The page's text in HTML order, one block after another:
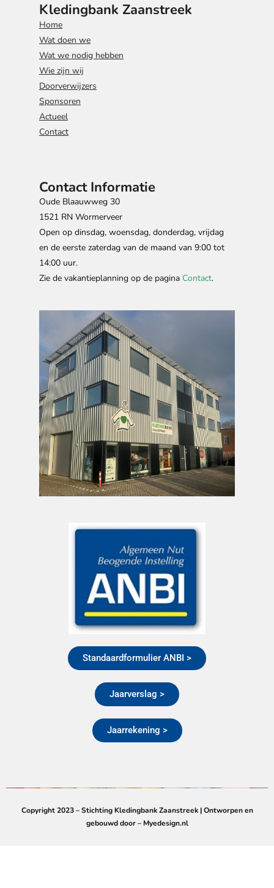
Kledingbank Zaanstreek
Home
Wat doen we
Wat we nodig hebben
Wie zijn wij
Doorverwijzers
Sponsoren
Actueel
Contact
Contact Informatie
Oude Blaauwweg 30
1521 RN Wormerveer
Open op dinsdag, woensdag, donderdag, vrijdag
en de eerste zaterdag van de maand van 9:00 tot
14:00 uur.
Zie de vakantieplanning op de pagina Contact.
Standaardformulier ANBI >
Jaarverslag >
Jaarrekening >
Copyright 2023 – Stichting Kledingbank Zaanstreek | Ontworpen en
gebouwd door – Myedesign.nl